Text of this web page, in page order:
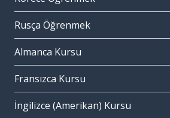
Rusça Öğrenmek
Almanca Kursu
Fransızca Kursu
İngilizce (Amerikan) Kursu